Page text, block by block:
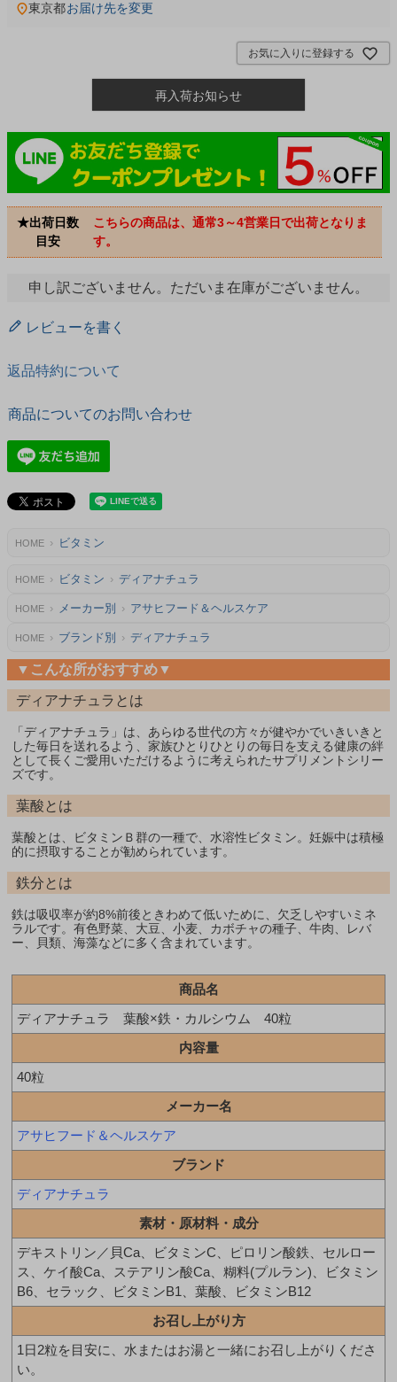
東京都お届け先を変更
お気に入りに登録する
再入荷お知らせ
★出荷日数
目安
こちらの商品は、通常3～4営業日で出荷となりま
す。
申し訳ございません。ただいま在庫がございません。
レビューを書く
返品特約について
商品についてのお問い合わせ
HOME ビタミン
HOME ビタミン ディアナチュラ
HOME メーカー別 アサヒフード＆ヘルスケア
HOME ブランド別 ディアナチュラ
▼こんな所がおすすめ▼
ディアナチュラとは
「ディアナチュラ」は、あらゆる世代の方々が健やかでいきいきと
した毎日を送れるよう、家族ひとりひとりの毎日を支える健康の絆
として長くご愛用いただけるように考えられたサプリメントシリー
ズです。
葉酸とは
葉酸とは、ビタミンＢ群の一種で、水溶性ビタミン。妊娠中は積極
的に摂取することが勧められています。
鉄分とは
鉄は吸収率が約8%前後ときわめて低いために、欠乏しやすいミネ
ラルです。有色野菜、大豆、小麦、カボチャの種子、牛肉、レバ
ー、貝類、海藻などに多く含まれています。
商品名
ディアナチュラ 葉酸×鉄・カルシウム 40粒
内容量
40粒
メーカー名
アサヒフード＆ヘルスケア
ブランド
ディアナチュラ
素材・原材料・成分
デキストリン／貝Ca、ビタミンC、ピロリン酸鉄、セルロー
ス、ケイ酸Ca、ステアリン酸Ca、糊料(プルラン)、ビタミン
B6、セラック、ビタミンB1、葉酸、ビタミンB12
お召し上がり方
1日2粒を目安に、水またはお湯と一緒にお召し上がりくださ
い。